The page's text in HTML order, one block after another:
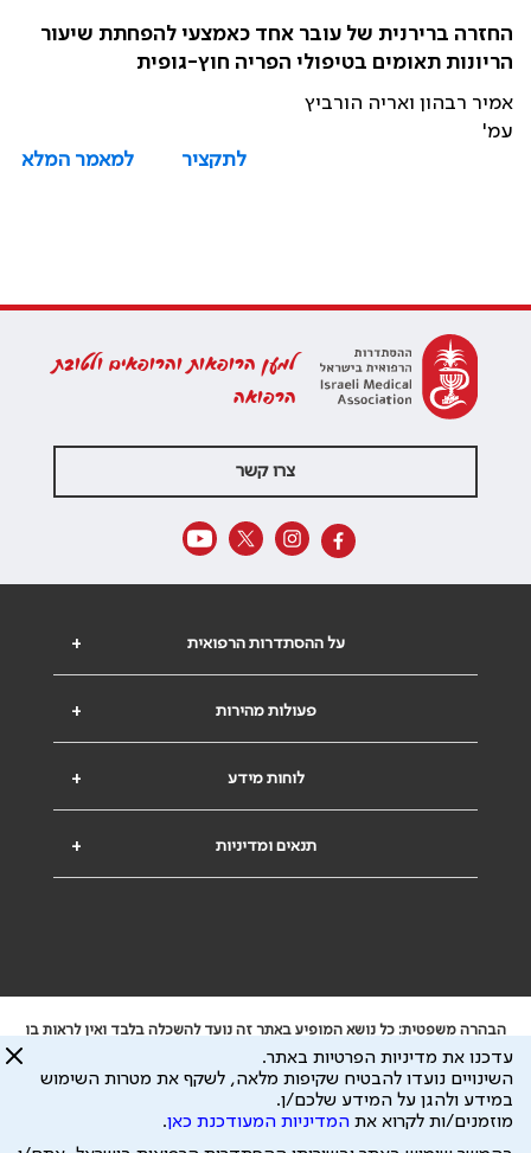
החזרה ברירנית של עובר אחד כאמצעי להפחתת שיעור
הריונות תאומים בטיפולי הפריה חוץ-גופית
אמיר רבהון ואריה הורביץ
עמ'
לתקציר
למאמר המלא
למען הרופאות והרופאים ולטובת
הרפואה
צרו קשר
+ על ההסתדרות הרפואית
+ פעולות מהירות
+ לוחות מידע
+ תנאים ומדיניות
הבהרה משפטית: כל נושא המופיע באתר זה נועד להשכלה בלבד ואין לראות בו
ייעוץ רפואי או משפטי. אין הר"י אחראית לתוכן המתפרסם באתר זה ולכל נזק
שעלול להיגרם.
ידוע לי שהר"י אוספת ושומרת מידע אישי לצורך מתן השרות וכי חלק ממנו עשוי
להיות מועבר לצדדים שלישיים, הכל בכפוף למדיניות הפרטיות
עדכנו את מדיניות הפרטיות באתר.
השינויים נועדו להבטיח שקיפות מלאה, לשקף את מטרות השימוש
במידע ולהגן על המידע שלכם/ן.
מוזמנים/ות לקרוא את המדיניות המעודכנת כאן.